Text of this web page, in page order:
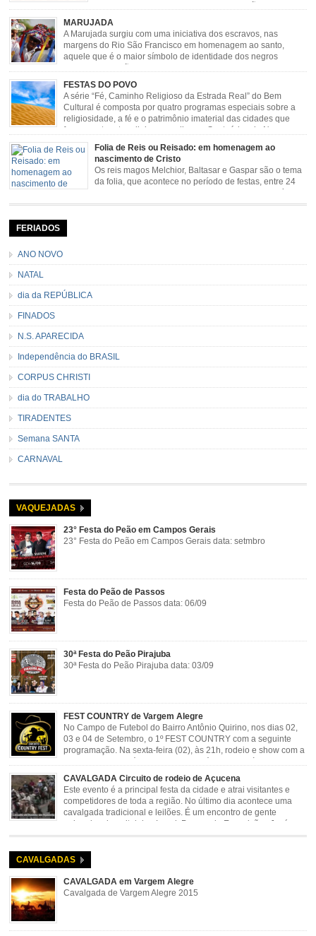
de boi, carreteada, carreiros, candeeiros, boiadas, carapinas, artesãos,
exposição agropecuária, ou seja é um ponto forte […]
MARUJADA
A Marujada surgiu com uma iniciativa dos escravos, nas
margens do Rio São Francisco em homenagem ao santo,
aquele que é o maior símbolo de identidade dos negros
sendo milagroso e grande protetor de suas causas. o ponto alto da festa de
São Benedito é a Marujada. […]
FESTAS DO POVO
A série “Fé, Caminho Religioso da Estrada Real” do Bem
Cultural é composta por quatro programas especiais sobre a
religiosidade, a fé e o patrimônio imaterial das cidades que
fazem parte rota religiosa que liga os Santuários de Nossa
Senhora da Piedade (MG) e Nossa Senhora da Conceição Aparecida (SP)
pela Estrada Real. Quarto episódio […]
Folia de Reis ou Reisado: em homenagem ao
nascimento de Cristo
Os reis magos Melchior, Baltasar e Gaspar são o tema
da folia, que acontece no período de festas, entre 24
de dezembro e 06 de janeiro. Durante a festa, o líder e
seu contramestre lideram a música e o canto do grupo, passando pela
FERIADOS
ANO NOVO
NATAL
dia da REPÚBLICA
FINADOS
N.S. APARECIDA
Independência do BRASIL
CORPUS CHRISTI
dia do TRABALHO
TIRADENTES
Semana SANTA
CARNAVAL
VAQUEJADAS
23° Festa do Peão em Campos Gerais
23° Festa do Peão em Campos Gerais data: setmbro
Festa do Peão de Passos
Festa do Peão de Passos data: 06/09
30ª Festa do Peão Pirajuba
30ª Festa do Peão Pirajuba data: 03/09
FEST COUNTRY de Vargem Alegre
No Campo de Futebol do Bairro Antônio Quirino, nos dias 02,
03 e 04 de Setembro, o 1º FEST COUNTRY com a seguinte
programação. Na sexta-feira (02), às 21h, rodeio e show com a
rodeio e shows com o Trio Pé de Cedro e o Trio […]
CAVALGADA Circuito de rodeio de Açucena
Este evento é a principal festa da cidade e atrai visitantes e
competidores de toda a região. No último dia acontece uma
cavalgada tradicional e leilões. É um encontro de gente
animada e hospitaleira. Local: Parque de Exposições José
Rosa Guimarães, Açucena Data: Setembro
CAVALGADAS
CAVALGADA em Vargem Alegre
Cavalgada de Vargem Alegre 2015